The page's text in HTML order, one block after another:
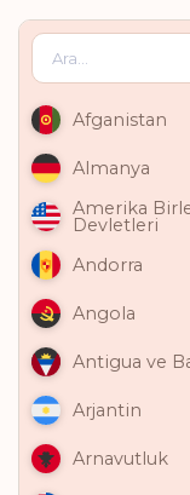
Afganistan
Almanya
Amerika
Devletleri
Andorra
Angola
Antigua ve
Arjantin
Arnavutluk